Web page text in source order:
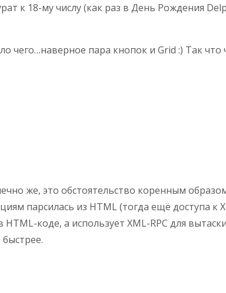
к 18-му числу (как раз в День Рождения
чего…наверное пара кнопок и Grid :) Так
же, это обстоятельство коренным
парсилась из HTML (тогда ещё доступа к
коде, а использует XML-RPC для